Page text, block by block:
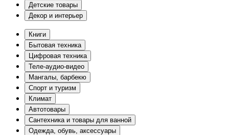
Детские товары
Декор и интерьер
Книги
Бытовая техника
Цифровая техника
Теле-аудио-видео
Мангалы, барбекю
Спорт и туризм
Климат
Автотовары
Сантехника и товары для ванной
Одежда, обувь, аксессуары